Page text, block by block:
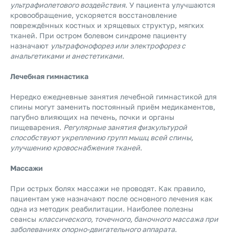
ультрафиолетового воздействия. У пациента улучшаются
кровообращение, ускоряется восстановление
повреждённых костных и хрящевых структур, мягких
тканей. При остром болевом синдроме пациенту
назначают ультрафонофорез или электрофорез с
анальгетиками и анестетиками.
Лечебная гимнастика
Нередко ежедневные занятия лечебной гимнастикой для
спины могут заменить постоянный приём медикаментов,
пагубно влияющих на печень, почки и органы
пищеварения. Регулярные занятия физкультурой
способствуют укреплению групп мышц всей спины,
улучшению кровоснабжения тканей.
Массажи
При острых болях массажи не проводят. Как правило,
пациентам уже назначают после основного лечения как
одна из методик реабилитации. Наиболее полезны
сеансы классического, точечного, баночного массажа при
заболеваниях опорно-двигательного аппарата.